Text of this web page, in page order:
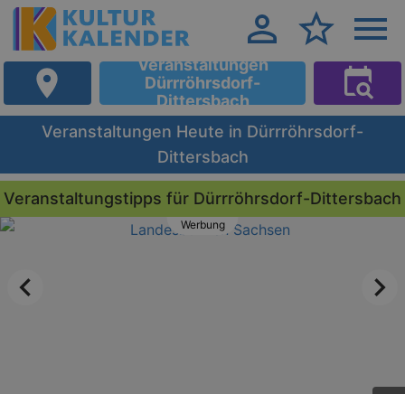
Veranstaltungen
Dürrröhrsdorf-
Dittersbach
Veranstaltungen Heute in Dürrröhrsdorf-
Dittersbach
Veranstaltungstipps für Dürrröhrsdorf-Dittersbach
Werbung